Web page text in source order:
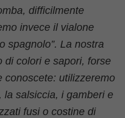
difficilmente
invece il vialone
spagnolo”. La nostra
di colori e sapori, forse
conoscete: utilizzeremo
la salsiccia, i gamberi e
fusi o costine di